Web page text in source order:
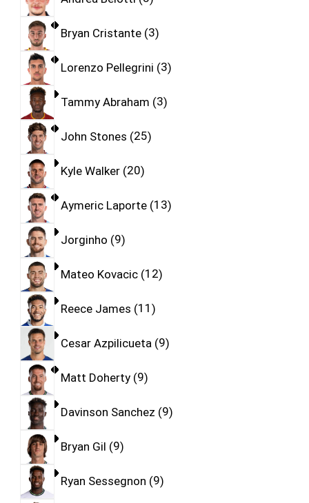
Bryan Cristante 3
Lorenzo Pellegrini 3
Tammy Abraham 3
John Stones 25
Kyle Walker 20
Aymeric Laporte 13
Jorginho 9
Mateo Kovacic 12
Reece James 11
Cesar Azpilicueta 9
Matt Doherty 9
Davinson Sanchez 9
Bryan Gil 9
Ryan Sessegnon 9